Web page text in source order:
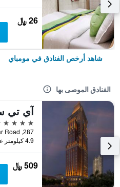
26 ﷼
شاهد أرخص الفنادق في مومباي
الفنادق الموصى بها
5 نجوم
4.9 كيلومتر عن وسط المدينة
509 ﷼